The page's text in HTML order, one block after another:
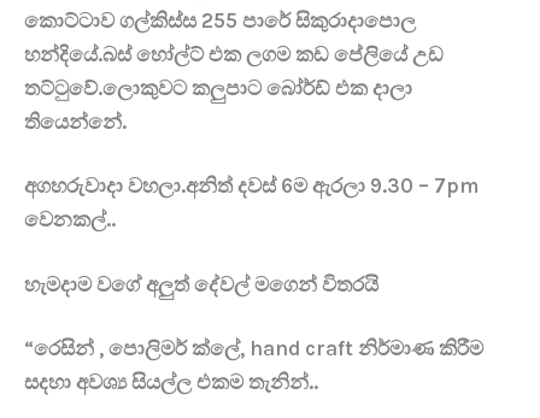
කොට්ටාව ගල්කිස්ස 255 පාරේ සිකුරාදාපොල
හන්දියේ.බස් හෝල්ට් එක ලගම කඩ පේලියේ උඩ
තට්ටුවේ.ලොකුවට කලුපාට බෝර්ඩ් එක දාලා
තියෙන්නේ.
අගහරුවාදා වහලා.අනිත් දවස් 6ම ඇරලා 9.30 – 7pm
වෙනකල්..
හැමදාම වගේ අලුත් දේවල් මගෙන් විතරයි
“රෙසින් , පොලිමර් ක්ලේ, hand craft නිර්මාණ කිරීම
සදහා අවශ්ය සියල්ල එකම තැනින්..